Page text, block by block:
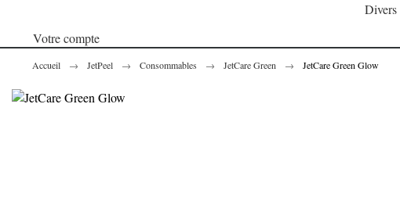
Divers
Votre compte
Accueil JetPeel Consommables JetCare Green JetCare Green Glow